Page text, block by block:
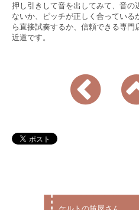
押し引きして音を出してみて、音
ないか、ピッチが正しく合ってい
ら直接試奏するか、信頼できる専
近道です。